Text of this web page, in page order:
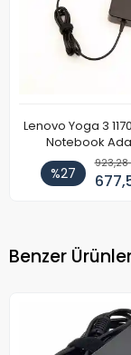
Lenovo Yoga 3
Notebook
%27
923,28
Benzer